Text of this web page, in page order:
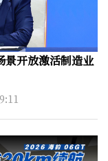
景开放激活制造业